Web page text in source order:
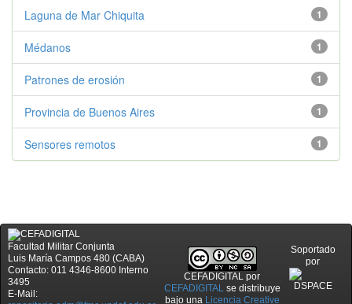
1
Laguna de Mar Chiquita
1
Médanos
1
Patrones de erosión
1
Provincia de Buenos Aires
1
Sensores remotos
Facultad Militar Conjunta
Luis María Campos 480 (CABA)
Contacto: 011 4346-8600 Interno
3495
E-Mail:
CEFADIGITAL por
CEFADIGITALse distribuye
bajo una Licencia Creative
Soportado
por